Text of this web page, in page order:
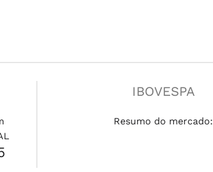
IBOVESPA
Resumo do mercado: